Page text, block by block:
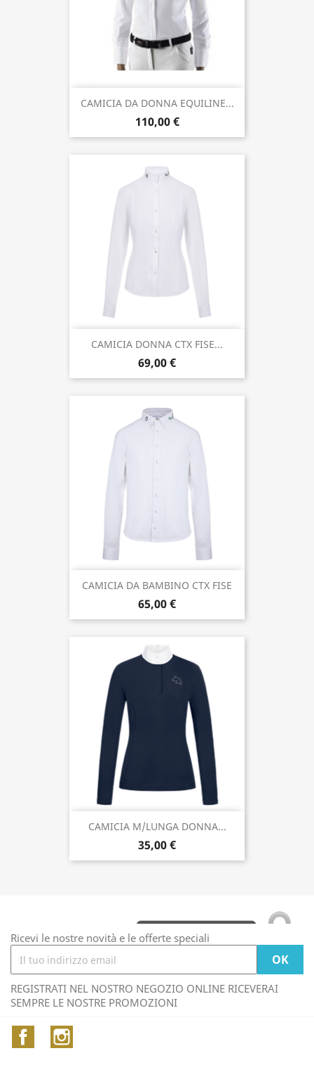
CAMICIA DA DONNA EQUILINE...
110,00 €
CAMICIA DONNA CTX FISE...
69,00 €
CAMICIA DA BAMBINO CTX FISE
65,00 €
CAMICIA M/LUNGA DONNA...
35,00 €
Ricevi le nostre novità e le offerte speciali
REGISTRATI NEL NOSTRO NEGOZIO ONLINE RICEVERAI
SEMPRE LE NOSTRE PROMOZIONI
Facebook